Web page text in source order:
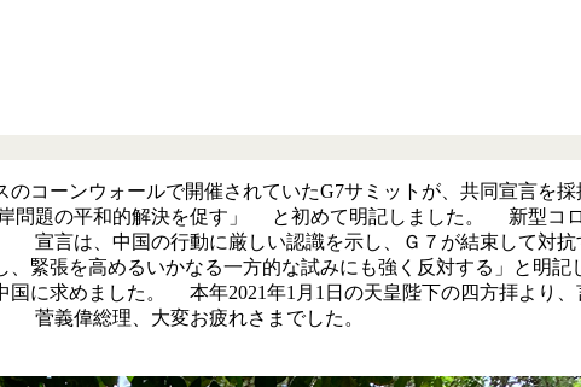
コーンウォールで開催されていたG7サミットが、共同宣言を
問題の平和的解決を促す」 と初めて明記しました。 新型コ
宣言は、中国の行動に厳しい認識を示し、Ｇ７が結束して対
、緊張を高めるいかなる一方的な試みにも強く反対する」と明
国に求めました。 本年2021年1月1日の天皇陛下の四方拝より
菅義偉総理、大変お疲れさまでした。